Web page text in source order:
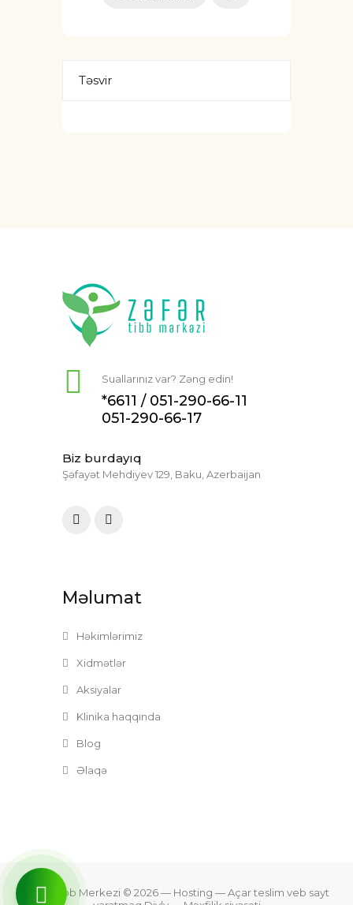
Təsvir
Suallarınız var? Zəng edin!
*6611 / 051-290-66-11
051-290-66-17
Biz burdayıq
Şəfayət Mehdiyev 129, Baku, Azerbaijan
Məlumat
Həkimlərimiz
Xidmətlər
Aksiyalar
Klinika haqqında
Blog
Əlaqə
Zefer Tibb Merkezi © 2026— Hosting —Açar teslim veb sayt